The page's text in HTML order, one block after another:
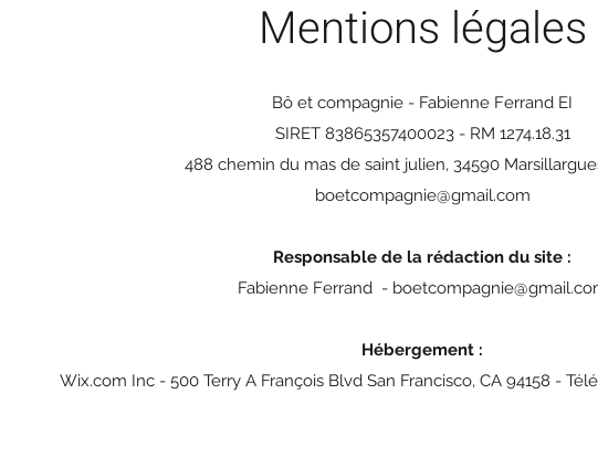
Mentions légales
Bô et compagnie - Fabienne Ferrand EI
SIRET 83865357400023 - RM 1274.18.31
488 chemin du mas de saint julien, 34590
boetcompagnie@gmail.com
Responsable de la rédaction du site :
Fabienne Ferrand -
Hébergement :
Wix.com Inc - 500 Terry A François Blvd San Francisco, CA 94158 -